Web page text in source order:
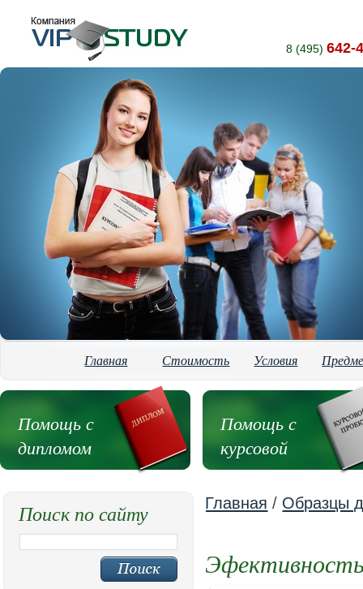
8 (495) 642-
Главная Стоимость Условия
Помощь с
дипломом
Помощь с
курсовой
Главная / Образцы
Эфективность
Поиск по сайту